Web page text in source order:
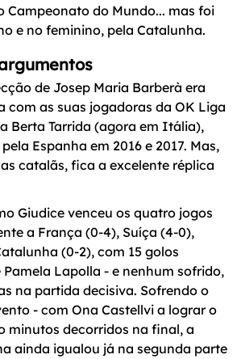
Campeonato do Mundo... mas foi
e no feminino, pela Catalunha.
de Josep Maria Barberà era
com as suas jogadoras da OK Liga
Berta Tarrida (agora em Itália),
Espanha em 2016 e 2017. Mas,
catalãs, fica a excelente réplica
Giudice venceu os quatro jogos
a França (0-4), Suíça (4-0),
(0-2), com 15 golos
Pamela Lapolla - e nenhum sofrido,
na partida decisiva. Sofrendo o
- com Ona Castellvi a lograr o
minutos decorridos na final, a
ainda igualou já na segunda parte